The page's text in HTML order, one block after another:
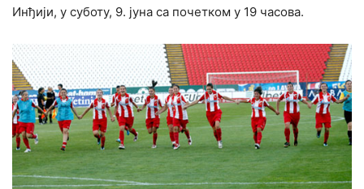
Инђији, у суботу, 9. јуна са почетком у 19 часова.